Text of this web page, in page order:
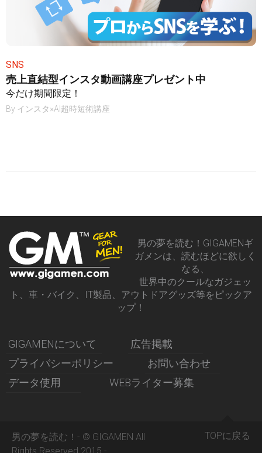
SNS
売上直結型インスタ動画講座プレゼント中
今だけ期間限定！
By インスタ×AI超時短術講座
男の夢を読む！GIGAMENギ
ガメンは、読むほどに欲しく
なる、
世界中のクールなガジェッ
ト、車・バイク、IT製品、アウトドアグッズ等をピックア
ップ！
GIGAMENについて
広告掲載
プライバシーポリシー
お問い合わせ
データ使用
WEBライター募集
男の夢を読む！- © GIGAMEN All
TOPに戻る